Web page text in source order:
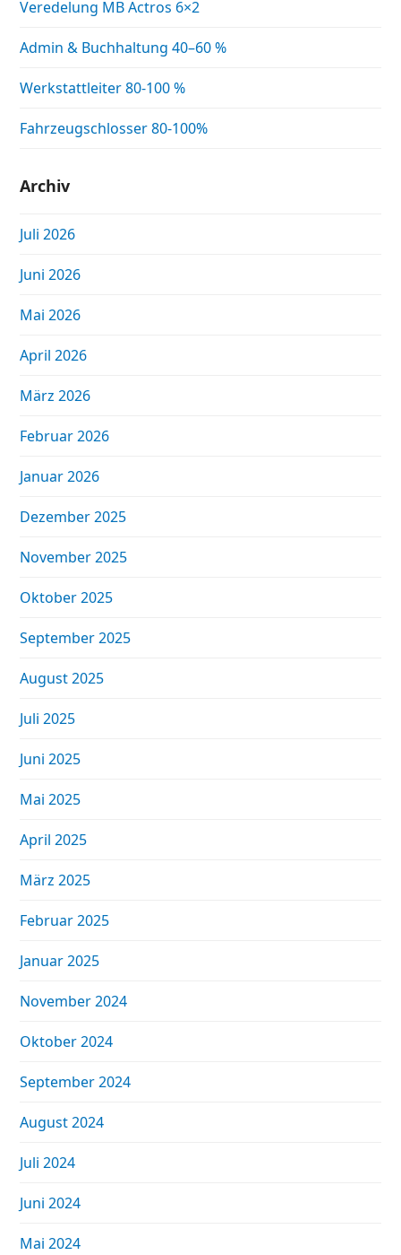
Veredelung MB Actros 6×2
Admin & Buchhaltung 40–60 %
Werkstattleiter 80-100 %
Fahrzeugschlosser 80-100%
Archiv
Juli 2026
Juni 2026
Mai 2026
April 2026
März 2026
Februar 2026
Januar 2026
Dezember 2025
November 2025
Oktober 2025
September 2025
August 2025
Juli 2025
Juni 2025
Mai 2025
April 2025
März 2025
Februar 2025
Januar 2025
November 2024
Oktober 2024
September 2024
August 2024
Juli 2024
Juni 2024
Mai 2024